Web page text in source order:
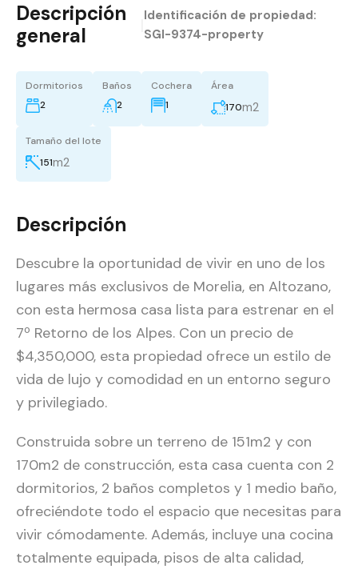
Descripción
general
Identificación de propiedad:
SGI-9374-property
Dormitorios
2
Baños
2
Cochera
1
Área
170m2
Tamaño del lote
151m2
Descripción
Descubre la oportunidad de vivir en uno de los
lugares más exclusivos de Morelia, en Altozano,
con esta hermosa casa lista para estrenar en el
7º Retorno de los Alpes. Con un precio de
$4,350,000, esta propiedad ofrece un estilo de
vida de lujo y comodidad en un entorno seguro
y privilegiado.
Construida sobre un terreno de 151m2 y con
170m2 de construcción, esta casa cuenta con 2
dormitorios, 2 baños completos y 1 medio baño,
ofreciéndote todo el espacio que necesitas para
vivir cómodamente. Además, incluye una cocina
totalmente equipada, pisos de alta calidad,